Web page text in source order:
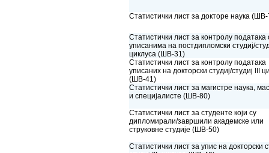
Статистички лист за докторе наука
Статистички лист за контролу података
уписанима на постдипломски студиј/
циклуса (ШВ-31)
Статистички лист за контролу података
уписаних на докторски студиј/студиј III
(ШВ-41)
Статистички лист за магистре наука,
и специјалисте (ШВ-80)
Статистички лист за студенте који су
дипломирали/завршили академскe или
струковнe студијe (ШВ-50)
Статистички лист за упис на докторски